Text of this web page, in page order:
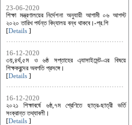
23-06-2020
শিক্ষা মন্ত্রণালয়ের নির্দেশনা অনুযায়ী আগামী ০৬ আগস্ট
২০২০ তারিখ পর্যন্ত বিদ্যালয় বন্ধ থাকবে।-প্র.শি
[Details ]
16-12-2020
৩য়,৪র্থ,৫ম ও ৬ষ্ঠ সপ্তাহের এ্যাসাইমেন্ট-এর বিষয়ে
শিক্ষকবৃন্দের অবগতি প্রসঙ্গে।
[Details ]
16-12-2020
২০২১ শিক্ষাবর্ষে ৬ষ্ঠ,৭ম শ্রেণিতে ছাত্র-ছাত্রী ভর্তি
সংক্রান্ত তথ্যাবলী।
[Details ]